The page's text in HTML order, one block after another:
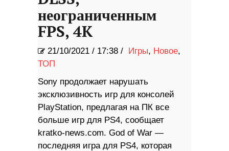
неограниченным
FPS, 4K
21/10/2021 / 17:38 / Игры, Новое,
ТОП
Sony продолжает нарушать
эксклюзивность игр для консолей
PlayStation, предлагая на ПК все
больше игр для PS4, сообщает
kratko-news.com. God of War —
последняя игра для PS4, которая